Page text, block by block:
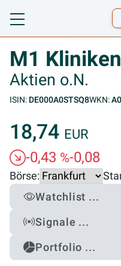
Toggle navigation
M1
Aktien o.N.
ISIN: DE000A0STSQ8WKN:
18,74 EUR
-0,43 %-0,08
Börse:
Watchlist ...
Signale ...
Portfolio ...